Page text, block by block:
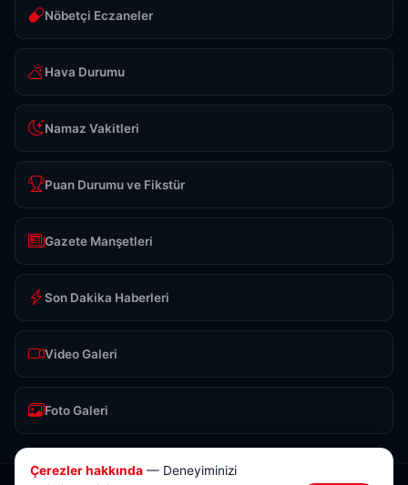
Nöbetçi Eczaneler
Hava Durumu
Namaz Vakitleri
Puan Durumu ve Fikstür
Gazete Manşetleri
Son Dakika Haberleri
Video Galeri
Foto Galeri
Çerezler hakkında — Deneyiminizi